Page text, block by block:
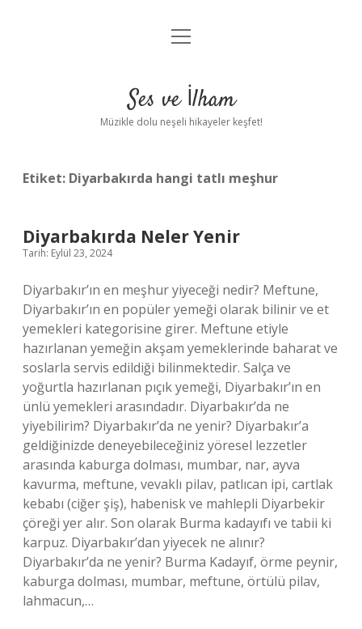
Anasayfa
Yasal Uyarı
menüyü
Ses ve İlham
Müzikle dolu neşeli hikayeler keşfet!
Etiket: Diyarbakırda hangi tatlı meşhur
Diyarbakırda Neler Yenir
Tarih: Eylül 23, 2024
Diyarbakır’ın en meşhur yiyeceği nedir? Meftune,
Diyarbakır’ın en popüler yemeği olarak bilinir ve et
yemekleri kategorisine girer. Meftune etiyle
hazırlanan yemeğin akşam yemeklerinde baharat ve
soslarla servis edildiği bilinmektedir. Salça ve
yoğurtla hazırlanan pıçık yemeği, Diyarbakır’ın en
ünlü yemekleri arasındadır. Diyarbakır’da ne
yiyebilirim? Diyarbakır’da ne yenir? Diyarbakır’a
geldiğinizde deneyebileceğiniz yöresel lezzetler
arasında kaburga dolması, mumbar, nar, ayva
kavurma, meftune, vevaklı pilav, patlıcan ipi, cartlak
kebabı (ciğer şiş), habenisk ve mahlepli Diyarbekir
çöreği yer alır. Son olarak Burma kadayıfı ve tabii ki
karpuz. Diyarbakır’dan yiyecek ne alınır?
Diyarbakır’da ne yenir? Burma Kadayıf, örme peynir,
kaburga dolması, mumbar, meftune, örtülü pilav,
lahmacun,…